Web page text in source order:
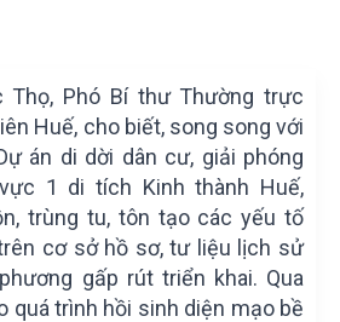
Thọ, Phó Bí thư Thường trực
Huế, cho biết, song song với
án di dời dân cư, giải phóng
1 di tích Kinh thành Huế,
trùng tu, tôn tạo các yếu tố
cơ sở hồ sơ, tư liệu lịch sử
gấp rút triển khai. Qua
quá trình hồi sinh diện mạo bề